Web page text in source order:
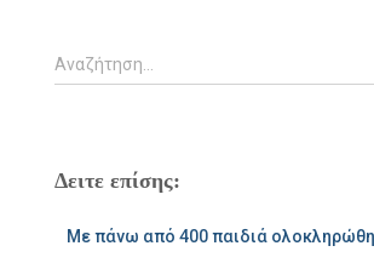
Α
ν
τ
Αναζήτηση…
Δειτε επίσης:
Με πάνω από 400 παιδιά